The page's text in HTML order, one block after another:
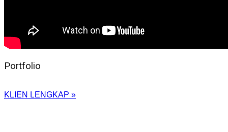
Portfolio
KLIEN LENGKAP »